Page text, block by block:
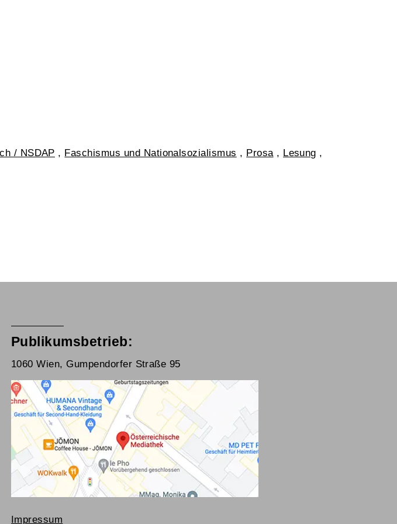
/ NSDAP , Faschismus und Nationalsozialismus , Prosa, Lesung ,
Publikumsbetrieb:
1060 Wien, Gumpendorfer Straße 95
Impressum